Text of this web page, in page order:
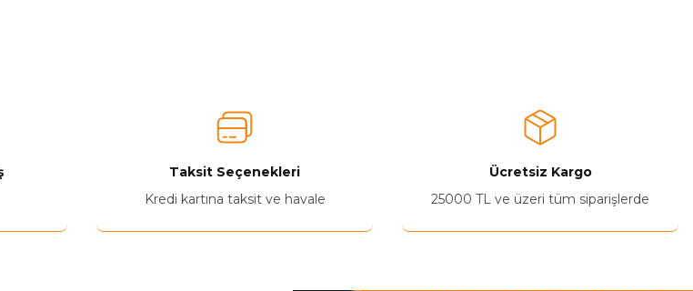
Taksit Seçenekleri
Kredi kartına taksit ve havale
Ücretsiz Kargo
25000 TL ve üzeri tüm siparişlerde